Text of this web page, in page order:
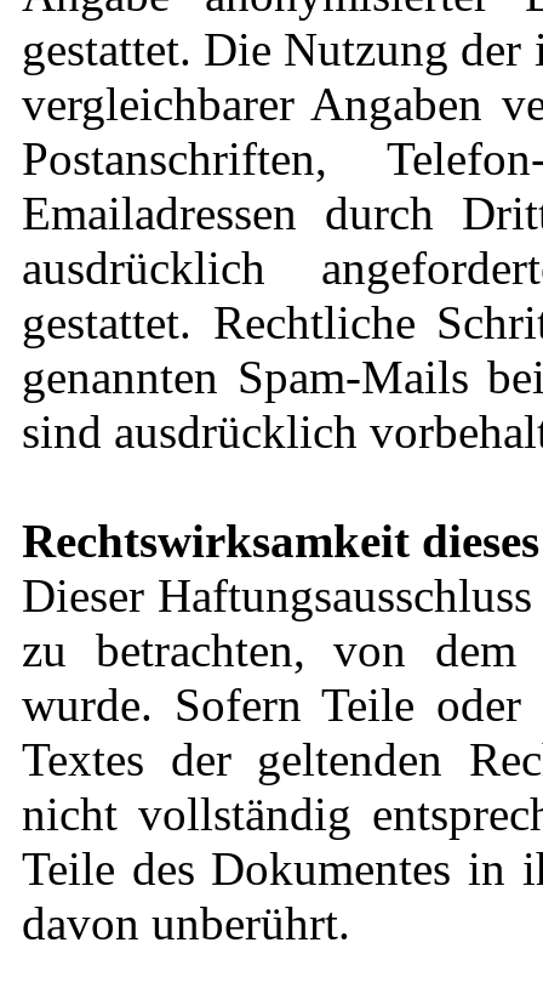
gestattet. Die Nutzung der
vergleichbarer Angaben
Postanschriften,
Emailadressen durch
ausdrücklich
gestattet. Rechtliche
genannten Spam-Mails
sind ausdrücklich
Rechtswirksamkeit
Dieser
zu betrachten, von dem
wurde. Sofern Teile oder
Textes der geltenden
nicht vollständig
Teile des Dokumentes
davon unberührt.